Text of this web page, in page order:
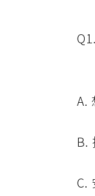
A.
B.
C.